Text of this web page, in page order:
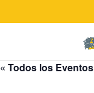
« Todos los Eventos